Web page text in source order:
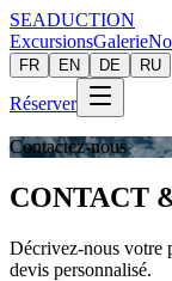
SEADUCTION
ExcursionsGalerie
FR EN DE RU
Réserver
Contactez-nous
CONTACT
Décrivez-nous votre
devis personnalisé.